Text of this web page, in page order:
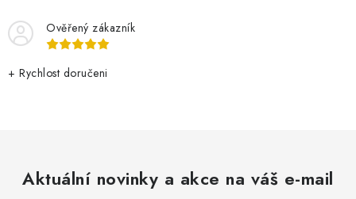
Ověřený zákazník
+ Rychlost doručeni
Aktuální novinky a akce na váš e-mail